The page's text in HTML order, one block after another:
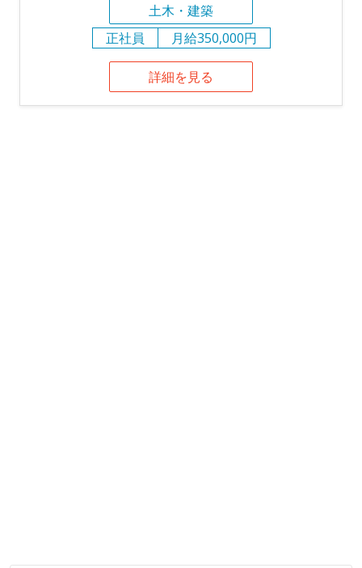
土木・建築
正社員
月給350,000円
詳細を見る